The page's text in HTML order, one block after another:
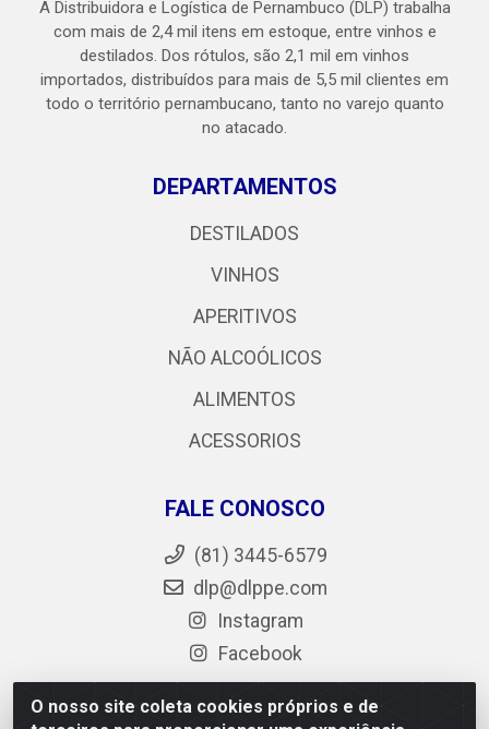
O nosso site coleta cookies próprios e de
A Distribuidora e Logística de Pernambuco (DLP) trabalha
com mais de 2,4 mil itens em estoque, entre vinhos e
destilados. Dos rótulos, são 2,1 mil em vinhos
importados, distribuídos para mais de 5,5 mil clientes em
todo o território pernambucano, tanto no varejo quanto
no atacado.
DEPARTAMENTOS
DESTILADOS
VINHOS
APERITIVOS
NÃO ALCOÓLICOS
ALIMENTOS
ACESSORIOS
FALE CONOSCO
(81) 3445-6579
dlp@dlppe.com
Instagram
Facebook